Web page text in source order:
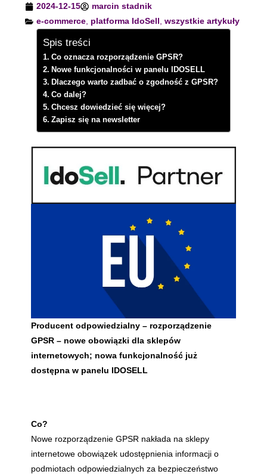
2024-12-15
marcin stadnik
e-commerce platforma IdoSell ,wszystkie artykuły
Spis treści
Co oznacza rozporządzenie GPSR?
Nowe funkcjonalności w panelu IDOSELL
Dlaczego warto zadbać o zgodność z GPSR?
Co dalej?
Chcesz dowiedzieć się więcej?
Zapisz się na newsletter
Producent odpowiedzialny – rozporządzenie
GPSR – nowe obowiązki dla sklepów
internetowych; nowa funkcjonalność już
dostępna w panelu IDOSELL
Co?
Nowe rozporządzenie GPSR nakłada na sklepy
internetowe obowiązek udostępnienia informacji o
podmiotach odpowiedzialnych za bezpieczeństwo